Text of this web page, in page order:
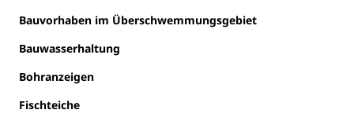
Bauvorhaben im Überschwemmungsgebiet
Bauwasserhaltung
Bohranzeigen
Fischteiche